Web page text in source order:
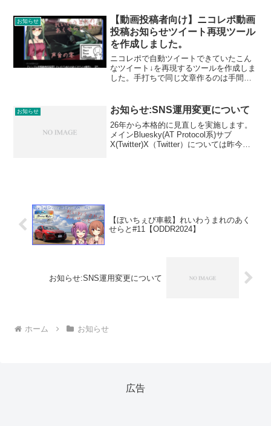
たタイミングで新作を投稿できればとは
思っていますが、本業次第...
お知らせ
【動画投稿者向け】ニコレポ動画
投稿お知らせツイート再現ツール
を作成しました。
ニコレポで自動ツイートできていたこん
なツイート↓を再現するツールを作成しま
した。手打ちで同じ文章作るのは手間な
使いにくくても許してください。改善点
とかは気が向けば何とか...
お知らせ お知らせ:SNS運用変更について
26年から本格的に見直しを実施します。
メインBluesky(AT Protocol系)サブ
X(Twitter)X（Twitter）については昨今の
【ぼいちぇび車載】れいわうまれのあく
せらと#11【ODDR2024】
お知らせ:SNS運用変更について
ホーム お知らせ
広告